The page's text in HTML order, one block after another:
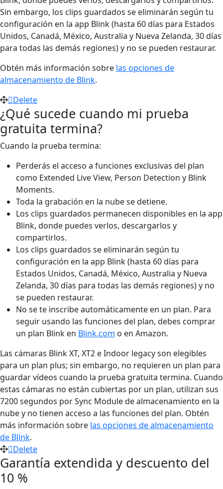
Sin embargo, los clips guardados se eliminarán según tu
configuración en la app Blink (hasta 60 días para Estados
Unidos, Canadá, México, Australia y Nueva Zelanda, 30 días
para todas las demás regiones) y no se pueden restaurar.
Obtén más información sobre las opciones de
almacenamiento de Blink.
Delete
¿Qué sucede cuando mi prueba
gratuita termina?
Cuando la prueba termina:
Perderás el acceso a funciones exclusivas del plan
como Extended Live View, Person Detection y Blink
Moments.
Toda la grabación en la nube se detiene.
Los clips guardados permanecen disponibles en la app
Blink, donde puedes verlos, descargarlos y
compartirlos.
Los clips guardados se eliminarán según tu
configuración en la app Blink (hasta 60 días para
Estados Unidos, Canadá, México, Australia y Nueva
Zelanda, 30 días para todas las demás regiones) y no
se pueden restaurar.
No se te inscribe automáticamente en un plan. Para
seguir usando las funciones del plan, debes comprar
un plan Blink en Blink.com o en Amazon.
Las cámaras Blink XT, XT2 e Indoor legacy son elegibles
para un plan plus; sin embargo, no requieren un plan para
guardar vídeos cuando la prueba gratuita termina. Cuando
estas cámaras no están cubiertas por un plan, utilizan sus
7200 segundos por Sync Module de almacenamiento en la
nube y no tienen acceso a las funciones del plan. Obtén
más información sobre las opciones de almacenamiento
de Blink.
Delete
Garantía extendida y descuento del
10 %